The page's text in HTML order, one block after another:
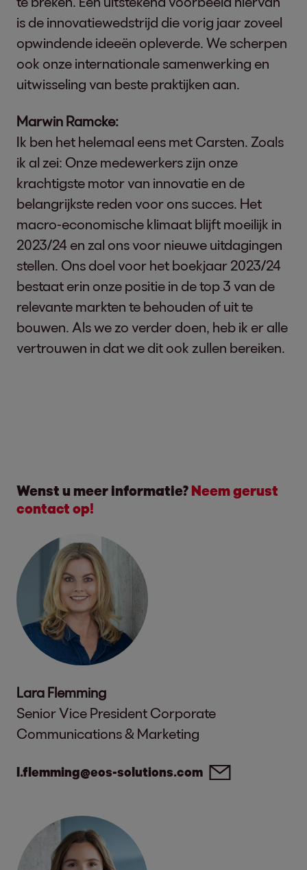
is de innovatiewedstrijd die vorig jaar zoveel
opwindende ideeën opleverde. We scherpen
ook onze internationale samenwerking en
uitwisseling van beste praktijken aan.
Marwin Ramcke:
Ik ben het helemaal eens met Carsten. Zoals
ik al zei: Onze medewerkers zijn onze
krachtigste motor van innovatie en de
belangrijkste reden voor ons succes. Het
macro-economische klimaat blijft moeilijk in
2023/24 en zal ons voor nieuwe uitdagingen
stellen. Ons doel voor het boekjaar 2023/24
bestaat erin onze positie in de top 3 van de
relevante markten te behouden of uit te
bouwen. Als we zo verder doen, heb ik er alle
vertrouwen in dat we dit ook zullen bereiken.
Wenst u meer informatie? Neem gerust
contact op!
Lara Flemming
Senior Vice President Corporate
Communications & Marketing
l.flemming@eos-solutions.com